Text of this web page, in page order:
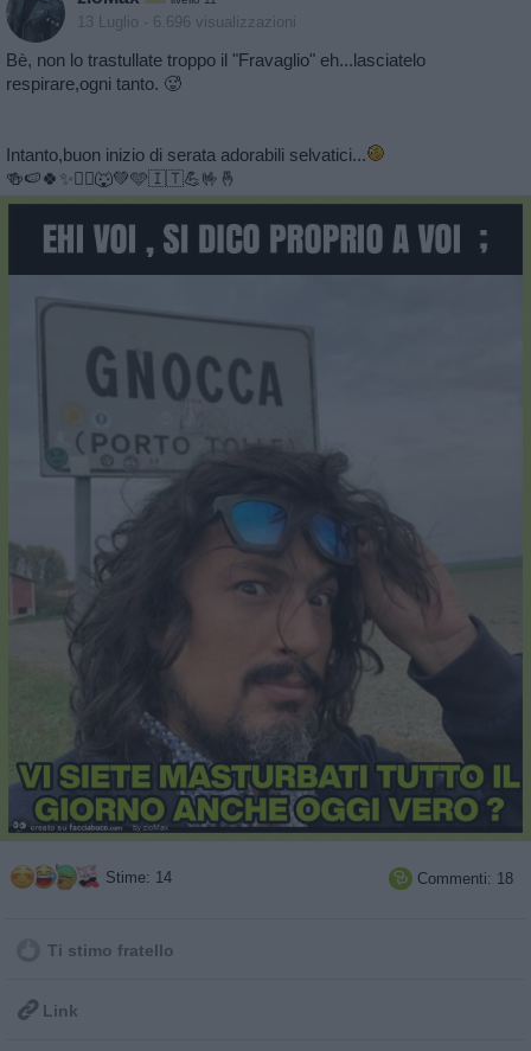
13 Luglio - 6.696 visualizzazioni
Bè, non lo trastullate troppo il "Fravaglio" eh...lasciatelo
respirare,ogni tanto. 🥵
Intanto,buon inizio di serata adorabili selvatici...
🍻🍉🍀✨️🏃‍♂️🐺💚🩵🇮🇹💪🤟🤞
Stime: 14  Commenti: 18
Ti stimo fratello
 Link